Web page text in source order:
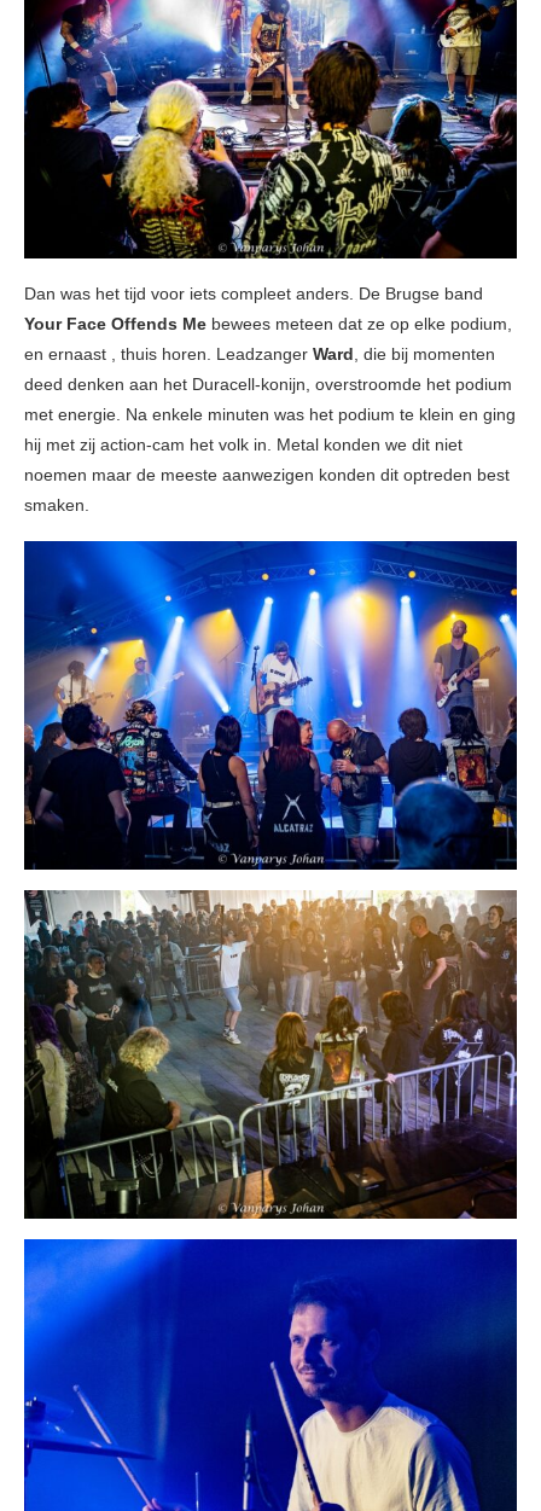
Dan was het tijd voor iets compleet anders. De Brugse band
Your Face Offends Me bewees meteen dat ze op elke podium,
en ernaast , thuis horen. Leadzanger Ward , die bij momenten
deed denken aan het Duracell-konijn, overstroomde het podium
met energie. Na enkele minuten was het podium te klein en ging
hij met zij action-cam het volk in. Metal konden we dit niet
noemen maar de meeste aanwezigen konden dit optreden best
smaken.